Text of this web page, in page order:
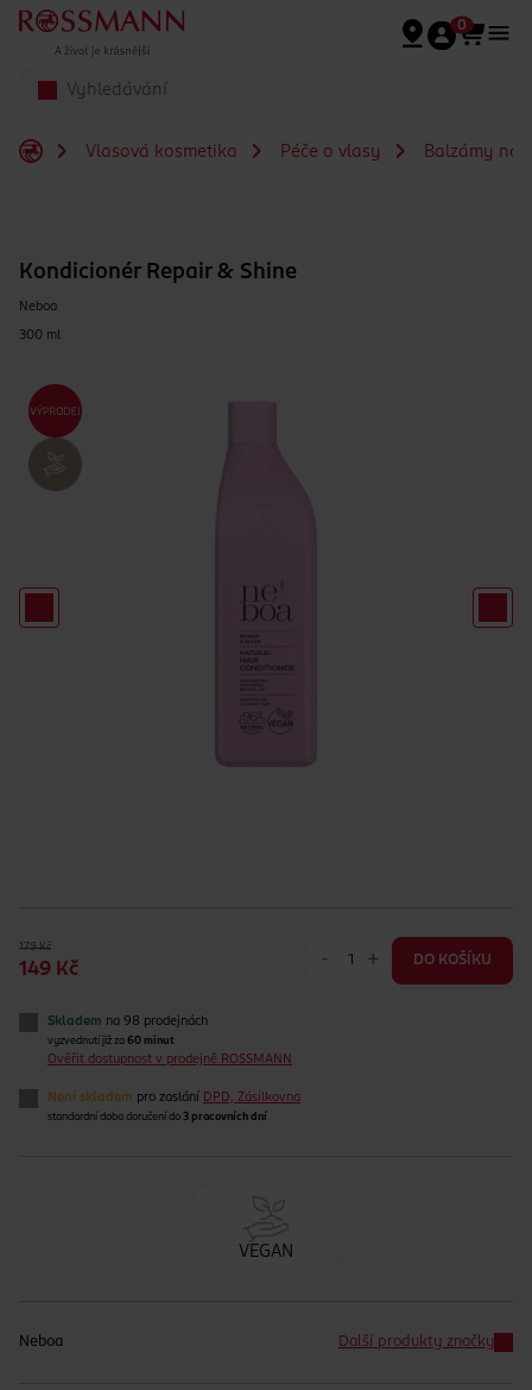
Přeskočit na hlavmní obsah
0
Vlasová kosmetika Péče o vlasy Balzámy na
Kondicionér Repair & Shine
Neboa
300 ml
179 Kč
149 Kč
- + DO KOŠÍKU
Skladem na 98 prodejnách
vyzvednutí již za 60 minut
Ověřit dostupnost v prodejně ROSSMANN
Není skladem pro zaslání DPD, Zásilkovna
standardní doba doručení do 3 pracovních dní
VEGAN
Neboa Další produkty značky